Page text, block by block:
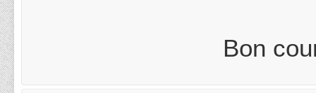
Bon